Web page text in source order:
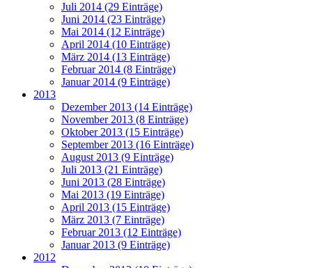
Juli 2014 (29 Einträge)
Juni 2014 (23 Einträge)
Mai 2014 (12 Einträge)
April 2014 (10 Einträge)
März 2014 (13 Einträge)
Februar 2014 (8 Einträge)
Januar 2014 (9 Einträge)
2013
Dezember 2013 (14 Einträge)
November 2013 (8 Einträge)
Oktober 2013 (15 Einträge)
September 2013 (16 Einträge)
August 2013 (9 Einträge)
Juli 2013 (21 Einträge)
Juni 2013 (28 Einträge)
Mai 2013 (19 Einträge)
April 2013 (15 Einträge)
März 2013 (7 Einträge)
Februar 2013 (12 Einträge)
Januar 2013 (9 Einträge)
2012